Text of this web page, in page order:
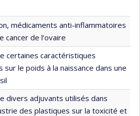
médicaments anti-inflammatoires
cancer de l’ovaire
certaines caractéristiques
sur le poids à la naissance dans une
divers adjuvants utilisés dans
des plastiques sur la toxicité et